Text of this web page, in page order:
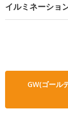
イルミネーショ
GW(ゴール